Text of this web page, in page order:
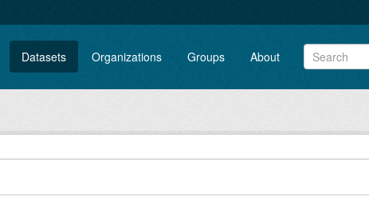
Datasets Organizations Groups About